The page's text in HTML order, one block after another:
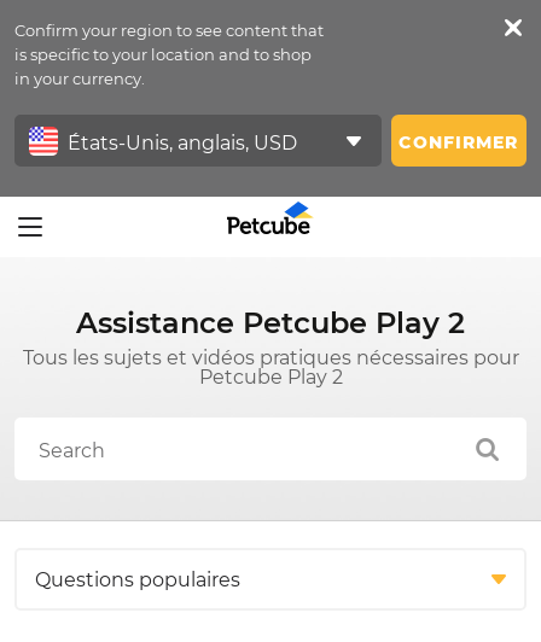
Confirm your region to see content that
is specific to your location and to shop
in your currency.
CONFIRMER
Petfeed
Se Connecter
Assistance Petcube Play 2
Tous les sujets et vidéos pratiques nécessaires pour
Petcube Play 2